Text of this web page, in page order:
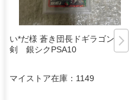
い*だ様 蒼き団長ドギラゴン
剣 銀シクPSA10
マイストア在庫： 1149